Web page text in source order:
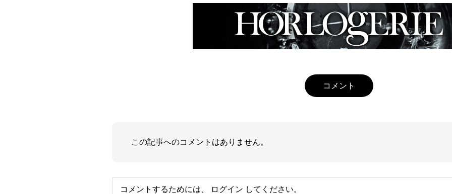
コメント
この記事へのコメントはありません。
コメントするためには、 ログイン してください。